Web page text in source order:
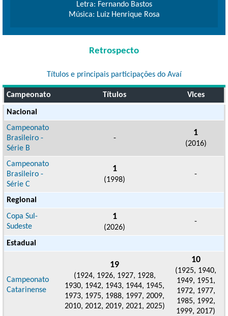
Letra: Fernando Bastos
Música: Luiz Henrique Rosa
Retrospecto
Títulos e principais participações do Avaí
Campeonato Títulos Vices
Nacional
Campeonato
Brasileiro -
Série B
-
1
(2016)
Campeonato
Brasileiro -
Série C
1
(1998)
-
Regional
Copa Sul-
Sudeste
1
(2026)
-
Estadual
Campeonato
Catarinense
19
(1924, 1926, 1927, 1928,
1930, 1942, 1943, 1944, 1945,
1973, 1975, 1988, 1997, 2009,
2010, 2012, 2019, 2021, 2025)
10
(1925, 1940,
1949, 1951,
1972, 1977,
1985, 1992,
1999, 2017)